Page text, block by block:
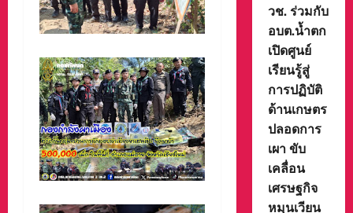
วช. ร่วมกับ
อบต.น้ำตก
เปิดศูนย์
เรียนรู้สู่
การปฏิบัติ
ด้านเกษตร
ปลอดการ
เผา ขับ
เคลื่อน
เศรษฐกิจ
หมุนเวียน